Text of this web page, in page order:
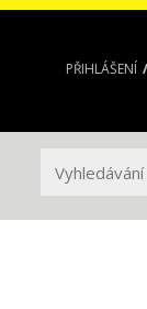
PŘIHLÁŠENÍ